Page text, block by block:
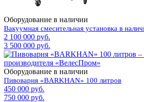
Оборудование в наличии
Вакуумная смесительная установка в
2 100 000 руб.
3 500 000 руб.
Оборудование в наличии
Пивоварня «BARKHAN» 100 литров
450 000 руб.
750 000 руб.